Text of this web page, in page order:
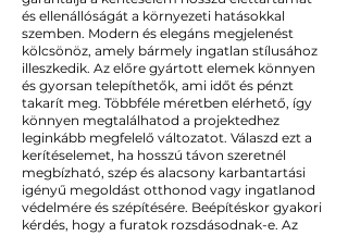
és ellenállóságát a környezeti hatásokkal
szemben. Modern és elegáns megjelenést
kölcsönöz, amely bármely ingatlan stílusához
illeszkedik. Az előre gyártott elemek könnyen
és gyorsan telepíthetők, ami időt és pénzt
takarít meg. Többféle méretben elérhető, így
könnyen megtalálhatod a projektedhez
leginkább megfelelő változatot. Válaszd ezt a
kerítéselemet, ha hosszú távon szeretnél
megbízható, szép és alacsony karbantartási
igényű megoldást otthonod vagy ingatlanod
védelmére és szépítésére. Beépítéskor gyakori
kérdés, hogy a furatok rozsdásodnak-e. Az